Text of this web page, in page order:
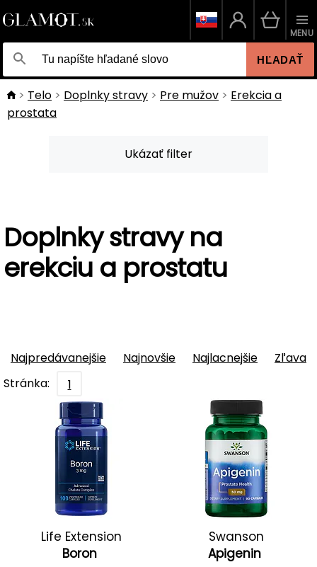
HĽADAŤ
MENU
Telo Doplnky stravy Pre mužov
Erekcia a
prostata
Ukázať filter
Doplnky stravy na
erekciu a prostatu
Najpredávanejšie Najnovšie Najlacnejšie
Zľava
Stránka:
1
Life Extension
Boron
Swanson
Apigenin